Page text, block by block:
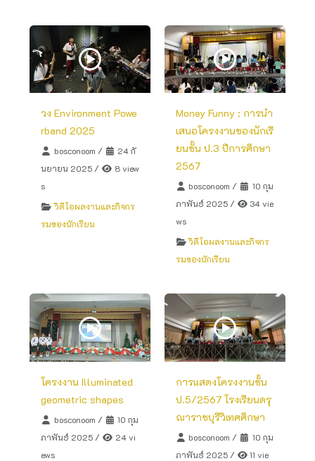
วง Environment Powe
rband 2025
bosconoom /
24 กั
นยายน 2025/
8 view
s
วิดีโอผลงานและกิจกร
รมของนักเรียน
Money Funny : การนำ
เสนอโครงงานของนักเรี
ยนชั้น ป.3 ปีการศึกษา
2567
bosconoom /
10 กุม
ภาพันธ์ 2025/
34 vie
ws
วิดีโอผลงานและกิจกร
รมของนักเรียน
โครงงาน Illuminated
geometric shapes
bosconoom /
10 กุม
ภาพันธ์ 2025 /
24 vi
ews
การแสดงโครงงานชั้น
ป.5/2567 โรงเรียนดรุ
ณาราชบุรีวิเทศศึกษา
bosconoom /
10 กุม
ภาพันธ์ 2025/
11 vie